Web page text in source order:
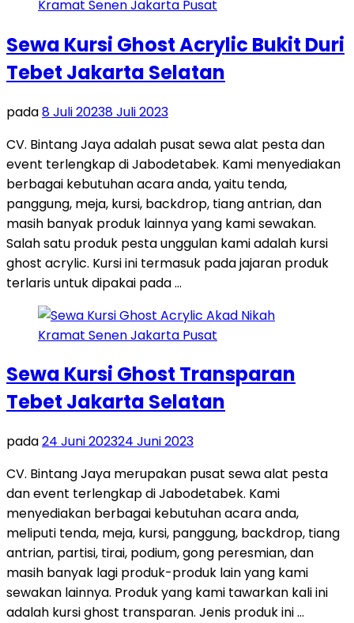
Sewa Kursi Ghost Acrylic Bukit Duri
Tebet Jakarta Selatan
pada8 Juli 20238 Juli 2023
CV. Bintang Jaya adalah pusat sewa alat pesta dan
event terlengkap di Jabodetabek. Kami menyediakan
berbagai kebutuhan acara anda, yaitu tenda,
panggung, meja, kursi, backdrop, tiang antrian, dan
masih banyak produk lainnya yang kami sewakan.
Salah satu produk pesta unggulan kami adalah kursi
ghost acrylic. Kursi ini termasuk pada jajaran produk
terlaris untuk dipakai pada …
Sewa Kursi Ghost Transparan
Tebet Jakarta Selatan
pada24 Juni 202324 Juni 2023
CV. Bintang Jaya merupakan pusat sewa alat pesta
dan event terlengkap di Jabodetabek. Kami
menyediakan berbagai kebutuhan acara anda,
meliputi tenda, meja, kursi, panggung, backdrop, tiang
antrian, partisi, tirai, podium, gong peresmian, dan
masih banyak lagi produk-produk lain yang kami
sewakan lainnya. Produk yang kami tawarkan kali ini
adalah kursi ghost transparan. Jenis produk ini …